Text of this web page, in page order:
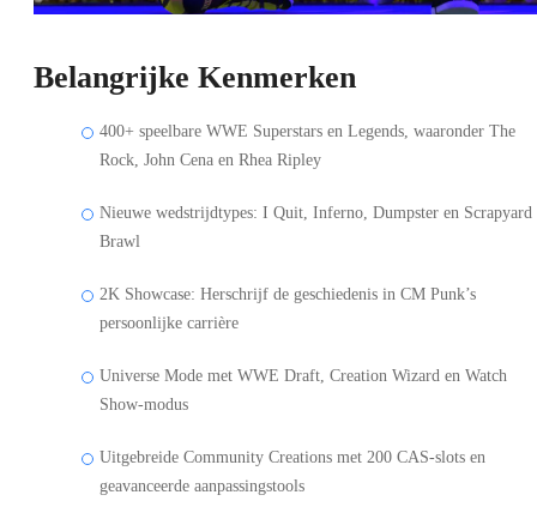
Belangrijke Kenmerken
400+ speelbare WWE Superstars en Legends, waaronder The
Rock, John Cena en Rhea Ripley
Nieuwe wedstrijdtypes: I Quit, Inferno, Dumpster en Scrapyard
Brawl
2K Showcase: Herschrijf de geschiedenis in CM Punk’s
persoonlijke carrière
Universe Mode met WWE Draft, Creation Wizard en Watch
Show-modus
Uitgebreide Community Creations met 200 CAS-slots en
geavanceerde aanpassingstools